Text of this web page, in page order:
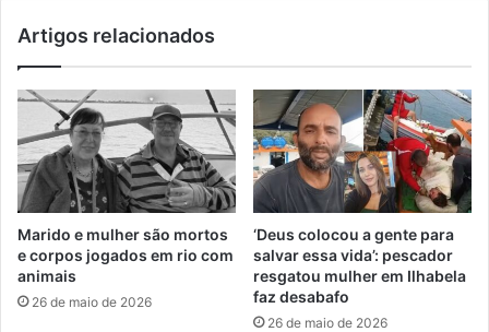
Artigos relacionados
Marido e mulher são mortos
e corpos jogados em rio com
animais
26 de maio de 2026
‘Deus colocou a gente para
salvar essa vida’: pescador
resgatou mulher em Ilhabela
faz desabafo
26 de maio de 2026